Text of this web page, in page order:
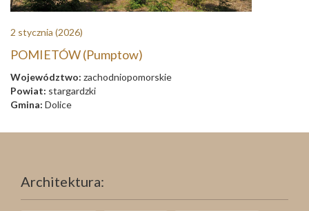
2 stycznia (2026)
POMIETÓW (Pumptow)
Województwo: zachodniopomorskie
Powiat: stargardzki
Gmina: Dolice
Architektura: